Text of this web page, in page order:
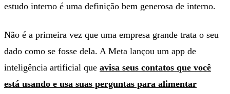
estudo interno é uma definição bem generosa de interno.
Não é a primeira vez que uma empresa grande trata o seu
dado como se fosse dela. A Meta lançou um app de
inteligência artificial que avisa seus contatos que você
está usando e usa suas perguntas para alimentar